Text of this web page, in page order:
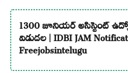
1300 జూనియర్ అసిస్టెంట్
విడుదల | IDBI JAM
Freejobsintelugu